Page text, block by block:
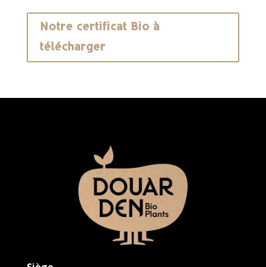
Notre certificat Bio à
télécharger